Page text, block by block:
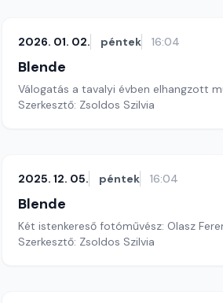
2026. 01. 02. péntek 16:04
Blende
Válogatás a tavalyi évben elhangzott
Szerkesztő: Zsoldos Szilvia
2025. 12. 05. péntek 16:04
Blende
Két istenkereső fotóművész: Olasz
Szerkesztő: Zsoldos Szilvia